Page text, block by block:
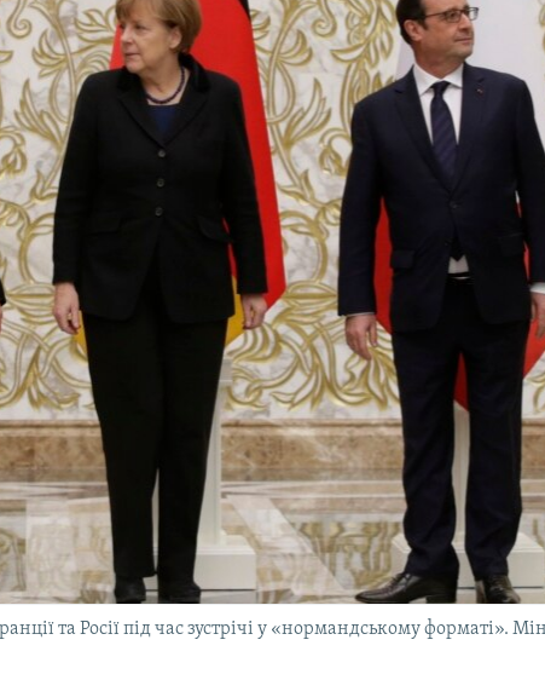
та Росії під час зустрічі у «нормандському форматі».